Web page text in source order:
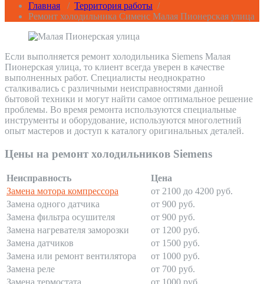
Главная / Территория работы /
Ремонт холодильника Сименс Малая Пионерская улица
Если выполняется ремонт холодильника Siemens Малая
Пионерская улица, то клиент всегда уверен в качестве
выполненных работ. Специалисты неоднократно
сталкивались с различными неисправностями данной
бытовой техники и могут найти самое оптимальное решение
проблемы. Во время ремонта используются специальные
инструменты и оборудование, используются многолетний
опыт мастеров и доступ к каталогу оригинальных деталей.
Цены на ремонт холодильников Siemens
Неисправность
Цена
Замена мотора компрессора
от 2100 до 4200 руб.
Замена одного датчика
от 900 руб.
Замена фильтра осушителя
от 900 руб.
Замена нагревателя заморозки
от 1200 руб.
Замена датчиков
от 1500 руб.
Замена или ремонт вентилятора
от 1000 руб.
Замена реле
от 700 руб.